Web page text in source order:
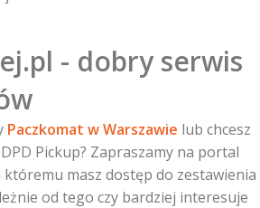
- dobry serwis
Paczkomat w Warszawie lub chcesz
Pickup? Zapraszamy na portal
masz dostęp do zestawienia
od tego czy bardziej interesuje